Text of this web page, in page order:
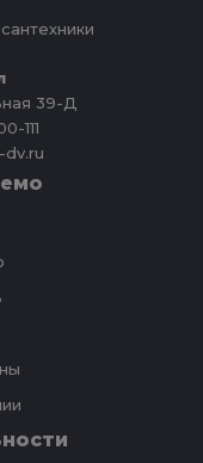
39-Д
111
dv.ru